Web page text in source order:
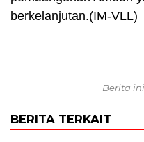
berkelanjutan.(IM-VLL)
Berita
BERITA TERKAIT